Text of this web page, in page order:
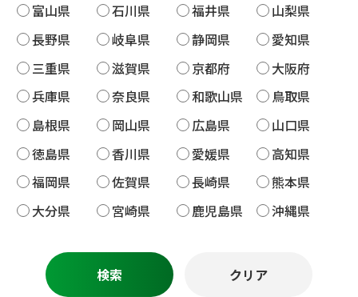
富山県
石川県 福井県
山梨県
長野県
岐阜県 静岡県
愛知県
三重県
滋賀県 京都府
大阪府
兵庫県
奈良県 和歌山県
鳥取県
島根県
岡山県 広島県
山口県
徳島県
香川県 愛媛県
高知県
福岡県
佐賀県 長崎県
熊本県
大分県
宮崎県 鹿児島県 沖縄県